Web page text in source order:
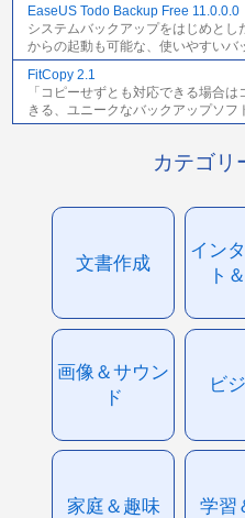
EaseUS Todo Backup Free 11.0.0.0
システムバックアップをはじめと
からの起動も可能な、使いやすいバ
FitCopy 2.1
「コピーせずとも対応できる場合
きる、ユニークなバックアップソフ
カテゴリ
文書作成
イン
ト
画像＆サウン
ド
ビ
家庭＆趣味 学習